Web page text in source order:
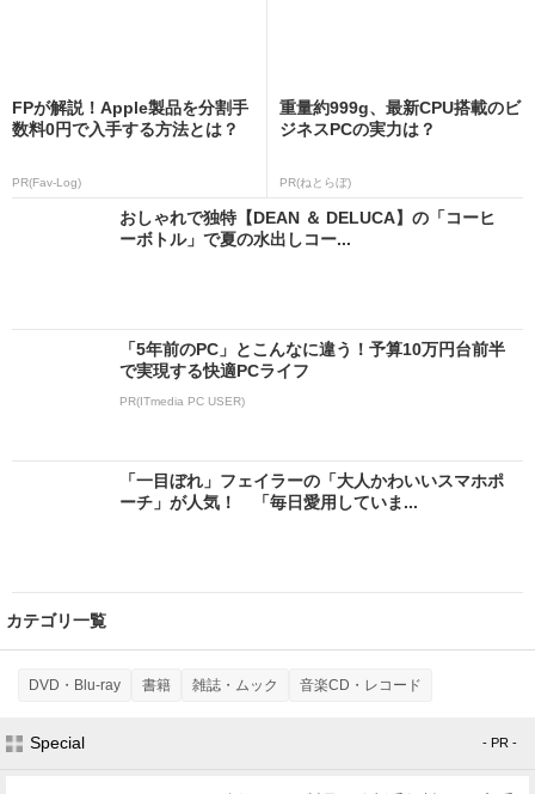
FPが解説！Apple製品を分割手
数料0円で入手する方法とは？
PR(Fav-Log)
重量約999g、最新CPU搭載のビ
ジネスPCの実力は？
PR(ねとらぼ)
おしゃれで独特【DEAN ＆ DELUCA】の「コーヒ
ーボトル」で夏の水出しコー...
「5年前のPC」とこんなに違う！予算10万円台前半
で実現する快適PCライフ
PR(ITmedia PC USER)
「一目ぼれ」フェイラーの「大人かわいいスマホポ
ーチ」が人気！ 「毎日愛用していま...
カテゴリ一覧
DVD・Blu-ray 書籍 雑誌・ムック 音楽CD・レコード
Special - PR -